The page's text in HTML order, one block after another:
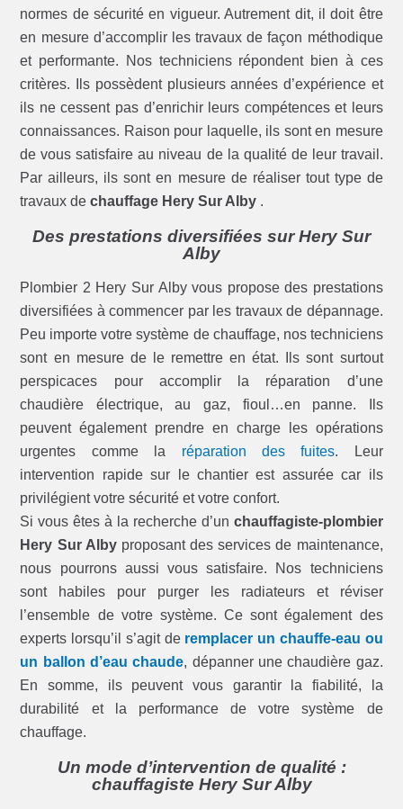
normes de sécurité en vigueur. Autrement dit, il doit être
en mesure d’accomplir les travaux de façon méthodique
et performante. Nos techniciens répondent bien à ces
critères. Ils possèdent plusieurs années d’expérience et
ils ne cessent pas d’enrichir leurs compétences et leurs
connaissances. Raison pour laquelle, ils sont en mesure
de vous satisfaire au niveau de la qualité de leur travail.
Par ailleurs, ils sont en mesure de réaliser tout type de
travaux dechauffage Hery Sur Alby .
Des prestations diversifiées sur Hery Sur
Alby
Plombier 2 Hery Sur Alby vous propose des prestations
diversifiées à commencer par les travaux de dépannage.
Peu importe votre système de chauffage, nos techniciens
sont en mesure de le remettre en état. Ils sont surtout
perspicaces pour accomplir la réparation d’une
chaudière électrique, au gaz, fioul…en panne. Ils
peuvent également prendre en charge les opérations
urgentes comme la réparation des fuites. Leur
intervention rapide sur le chantier est assurée car ils
privilégient votre sécurité et votre confort.
Si vous êtes à la recherche d’un chauffagiste-plombier
Hery Sur Albyproposant des services de maintenance,
nous pourrons aussi vous satisfaire. Nos techniciens
sont habiles pour purger les radiateurs et réviser
l’ensemble de votre système. Ce sont également des
experts lorsqu’il s’agit de remplacer un chauffe-eau ou
un ballon d’eau chaude, dépanner une chaudière gaz.
En somme, ils peuvent vous garantir la fiabilité, la
durabilité et la performance de votre système de
chauffage.
Un mode d’intervention de qualité :
chauffagiste Hery Sur Alby